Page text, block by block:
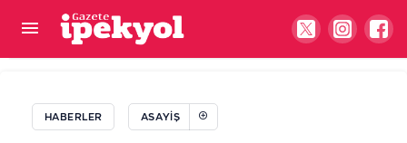
HABERLER ASAYIŞ
Şanlıurfa’da haftalık ücretini aldıktan sonra